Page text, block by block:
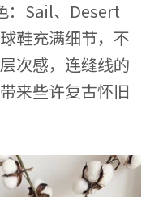
：Sail、Desert
鞋充满细节，不
次感，连缝线的
来些许复古怀旧